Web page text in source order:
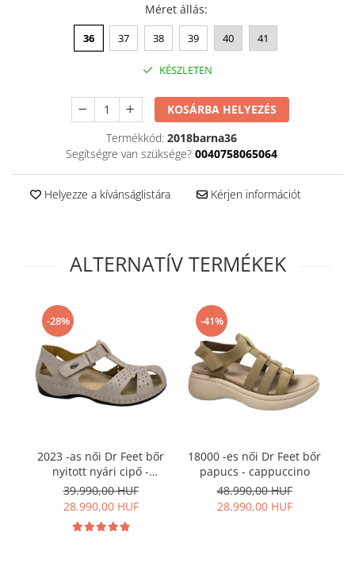
KIVEHETŐ TALPBETÉTES KLUMPA
BÜTYKÖS LÁBRA VALÓ PAPUCS
rendelkező termék
Méret állás:
36 37 38 39 40 41
KÉSZLETEN
KOSÁRBA HELYEZÉS
Termékkód: 2018barna36
Segítségre van szüksége? 0040758065064
Helyezze a kívánságlistára Kérjen információt
ALTERNATÍV TERMÉKEK
-28%
2023 -as női Dr Feet bőr
nyitott nyári cipő -
szürkés barna
39.990,00 HUF
28.990,00 HUF
-41%
18000 -es női Dr Feet bőr
papucs - cappuccino
48.990,00 HUF
28.990,00 HUF